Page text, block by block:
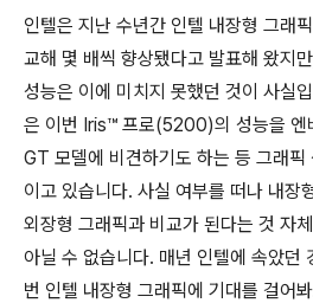
인텔은 지난 수년간 인텔 내장형 그래
교해 몇 배씩 향상됐다고 발표해 왔지
성능은 이에 미치지 못했던 것이 사실
은 이번 Iris™ 프로(5200)의 성능을
GT 모델에 비견하기도 하는 등 그래픽
이고 있습니다. 사실 여부를 떠나 내장
외장형 그래픽과 비교가 된다는 것 자
아닐 수 없습니다. 매년 인텔에 속았던
번 인텔 내장형 그래픽에 기대를 걸어